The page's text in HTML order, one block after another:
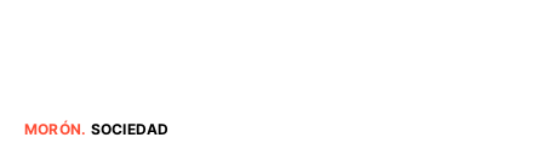
MORÓN. SOCIEDAD